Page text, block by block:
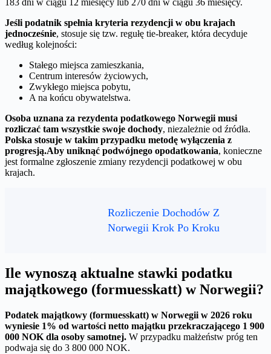
183 dni w ciągu 12 miesięcy lub 270 dni w ciągu 36 miesięcy.
Jeśli podatnik spełnia kryteria rezydencji w obu krajach
jednocześnie, stosuje się tzw. regułę tie-breaker, która decyduje
według kolejności:
Stałego miejsca zamieszkania,
Centrum interesów życiowych,
Zwykłego miejsca pobytu,
A na końcu obywatelstwa.
Osoba uznana za rezydenta podatkowego Norwegii musi
rozliczać tam wszystkie swoje dochody, niezależnie od źródła.
Polska stosuje w takim przypadku metodę wyłączenia z
progresją.Aby uniknąć podwójnego opodatkowania, konieczne
jest formalne zgłoszenie zmiany rezydencji podatkowej w obu
krajach.
Rozliczenie Dochodów Z
Norwegii Krok Po Kroku
Ile wynoszą aktualne stawki podatku
majątkowego (formuesskatt) w Norwegii?
Podatek majątkowy (formuesskatt) w Norwegii w 2026 roku
wyniesie 1% od wartości netto majątku przekraczającego 1 900
000 NOK dla osoby samotnej. W przypadku małżeństw próg ten
podwaja się do 3 800 000 NOK.